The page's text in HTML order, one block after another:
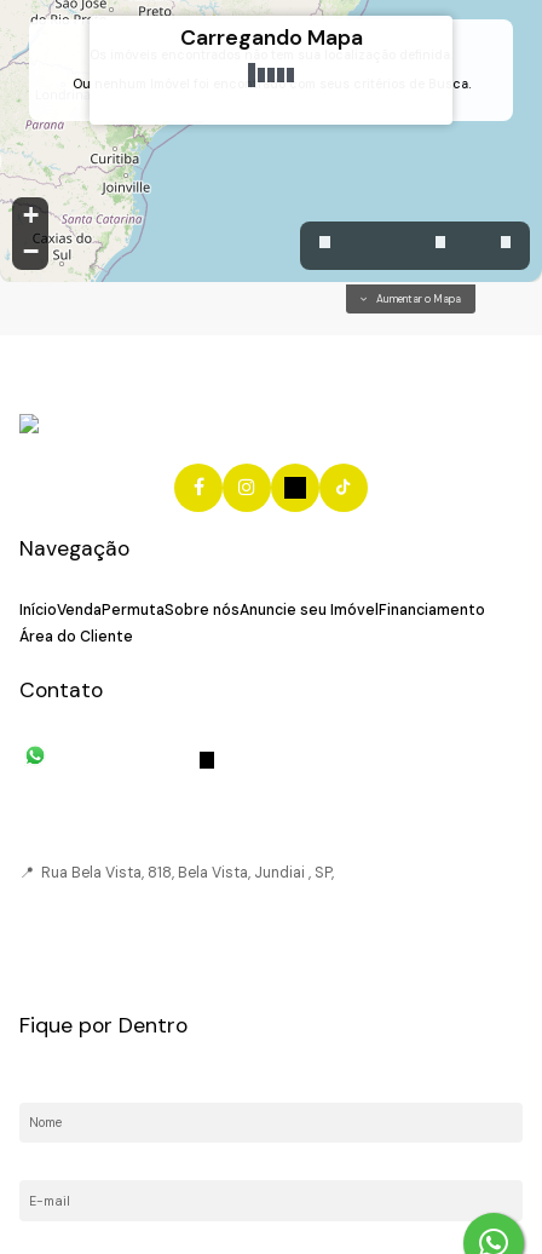
Outeiro das Paineiras (Botujuru), Campo Limpo Paulista, São Paulo, Brasil
+
−
Carregando Mapa
Os imóveis encontrados não tem sua localização definida.
Ou nenhum Imóvel foi encontrado com seus critérios de Busca.
Aumentar o Mapa
Navegação
InícioVendaPermutaSobre nósAnuncie seu Imóvel Financiamento
Área do Cliente
Contato
📍 Rua Bela Vista, 818, Bela Vista, Jundiai , SP,
Fique por Dentro